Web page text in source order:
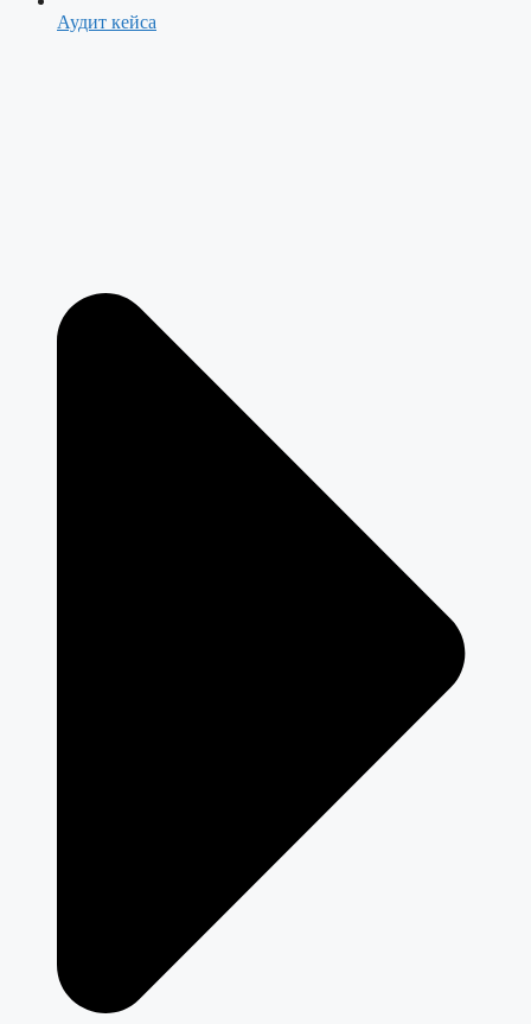
Аудит кейса